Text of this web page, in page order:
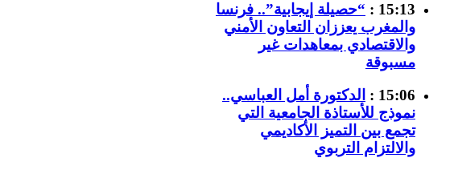
15:13 :
“حصيلة إيجابية”.. فرنسا
والمغرب يعززان التعاون الأمني
والاقتصادي بمعاهدات غير
مسبوقة
15:06 :
الدكتورة أمل العباسي..
نموذج للأستاذة الجامعية التي
تجمع بين التميز الأكاديمي
والالتزام التربوي